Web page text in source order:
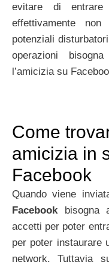
evitare di
effettivamente
potenziali
operazioni
l’amicizia su
Come
amicizia in
Facebook
Quando viene
Facebookbisogna
accetti per poter
per poter instaurare
network. Tuttavia